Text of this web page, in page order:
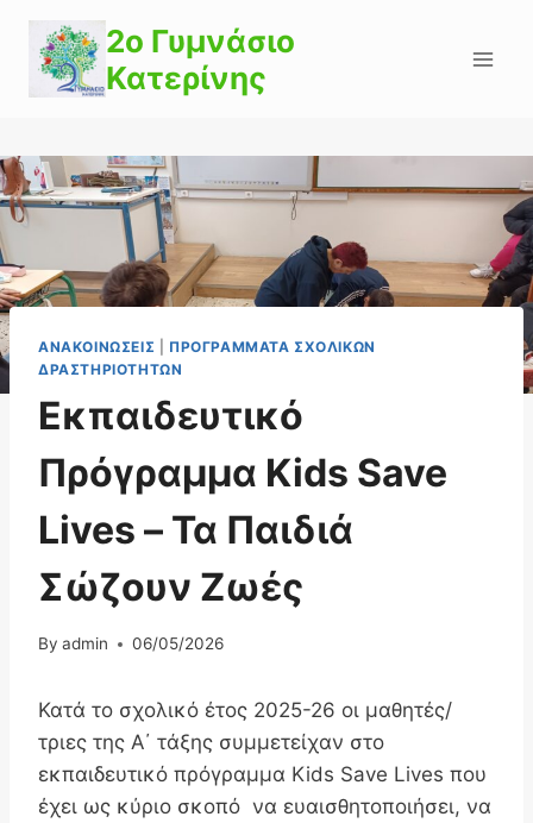
Skip
content
2o Γυμνάσιο
Κατερίνης
ΑΝΑΚΟΙΝΏΣΕΙΣ
ΠΡΟΓΡΆΜΜΑΤΑ ΣΧΟΛΙΚΏΝ
ΔΡΑΣΤΗΡΙΟΤΉΤΩΝ
Εκπαιδευτικό
Πρόγραμμα Kids Save
Lives – Τα Παιδιά
Σώζουν Ζωές
By admin 06/05/2026
Κατά το σχολικό έτος 2025-26 οι μαθητές/
τριες της Α΄ τάξης συμμετείχαν στο
εκπαιδευτικό πρόγραμμα Kids Save Lives που
έχει ως κύριο σκοπό να ευαισθητοποιήσει, να